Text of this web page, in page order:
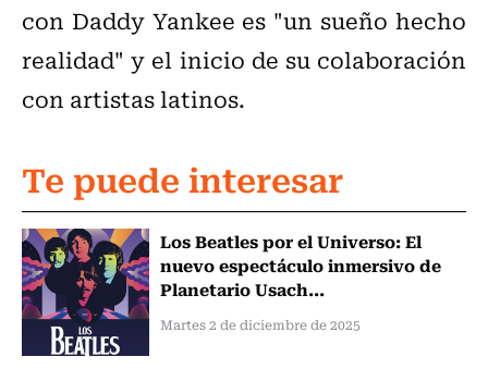
con Daddy Yankee es "un sueño hecho
realidad" y el inicio de su colaboración
con artistas latinos.
Te puede interesar
Los Beatles por el Universo: El
nuevo espectáculo inmersivo de
Planetario Usach...
Martes 2 de diciembre de 2025